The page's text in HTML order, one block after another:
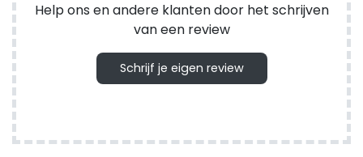
Help ons en andere klanten door het schrijven
van een review
Schrijf je eigen review